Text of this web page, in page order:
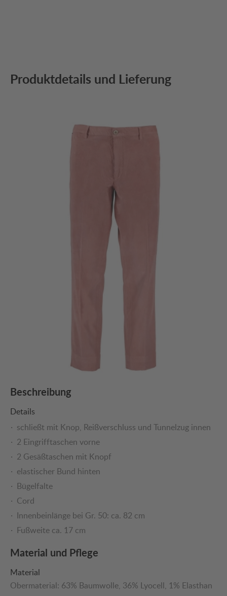
Produktdetails und Lieferung
Beschreibung
Details
schließt mit Knop, Reißverschluss und Tunnelzug innen
2 Eingrifftaschen vorne
2 Gesäßtaschen mit Knopf
elastischer Bund hinten
Bügelfalte
Cord
Innenbeinlänge bei Gr. 50: ca. 82 cm
Fußweite ca. 17 cm
Material und Pflege
Material
Obermaterial: 63% Baumwolle, 36% Lyocell, 1% Elasthan